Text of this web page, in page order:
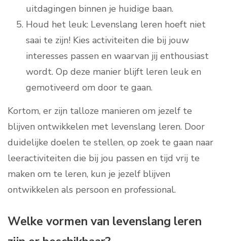
uitdagingen binnen je huidige baan.
Houd het leuk: Levenslang leren hoeft niet
saai te zijn! Kies activiteiten die bij jouw
interesses passen en waarvan jij enthousiast
wordt. Op deze manier blijft leren leuk en
gemotiveerd om door te gaan.
Kortom, er zijn talloze manieren om jezelf te
blijven ontwikkelen met levenslang leren. Door
duidelijke doelen te stellen, op zoek te gaan naar
leeractiviteiten die bij jou passen en tijd vrij te
maken om te leren, kun je jezelf blijven
ontwikkelen als persoon en professional.
Welke vormen van levenslang leren